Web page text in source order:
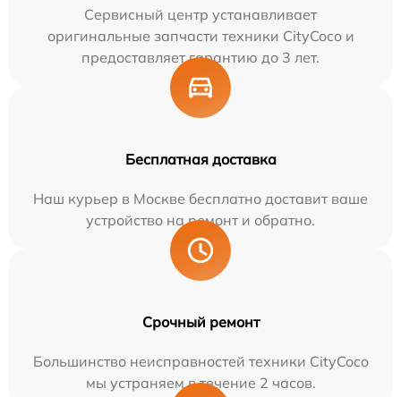
Сервисный центр устанавливает
оригинальные запчасти техники CityCoco и
предоставляет гарантию до 3 лет.
Бесплатная доставка
Наш курьер в Москве бесплатно доставит ваше
устройство на ремонт и обратно.
Срочный ремонт
Большинство неисправностей техники CityCoco
мы устраняем в течение 2 часов.